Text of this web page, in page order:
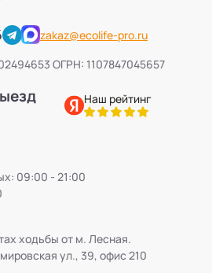
zakaz@ecolife-pro.ru
ОГРН: 1107847045657
Наш рейтинг
09:00 - 21:00
ходьбы от м. Лесная.
ул., 39, офис 210